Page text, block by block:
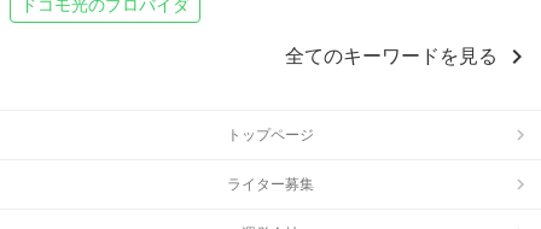
ドコモ光のプロバイダ
全てのキーワードを見る chevron_right
トップページ
ライター募集